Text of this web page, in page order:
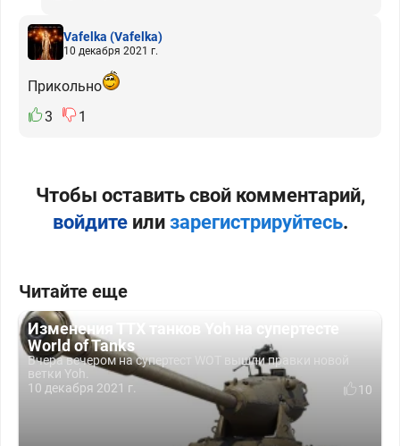
Vafelka (Vafelka)
10 декабря 2021 г.
Прикольно
3
1
Чтобы оставить свой комментарий,
войдитеили зарегистрируйтесь.
Читайте еще
Изменения ТТХ танков Yoh на супертесте
World of Tanks
Вчера вечером на супертест WOT вышли правки новой
ветки Yoh.
10 декабря 2021 г.
10